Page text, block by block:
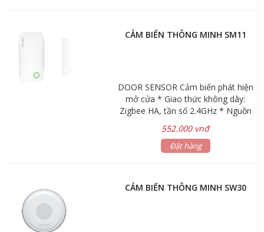
độ ẩm < 95% RH
CẢM BIẾN THÔNG MINH SM11
DOOR SENSOR Cảm biến phát hiện
mở cửa * Giao thức không dây:
Zigbee HA, tần số 2.4GHz * Nguồn
cấp: Pin CR2032 * Khoảng cách
không dây: 100m (không vật cản) *
Kích thước: 61.5x30.3x11.7mm
552.000 vnđ
Đặt hàng
CẢM BIẾN THÔNG MINH SW30